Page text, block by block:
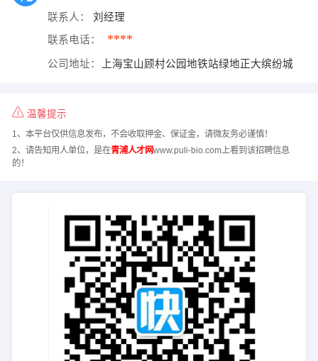
联系人： 刘经理
联系电话： ****
公司地址： 上海宝山顾村公园地铁站绿地正大缤纷城
温馨提示
1、本平台仅供信息发布，不会收取押金、保证金，请微友务必谨慎！
2、请告知用人单位，是在青浦人才网www.puli-bio.com上看到该招聘信息
的！